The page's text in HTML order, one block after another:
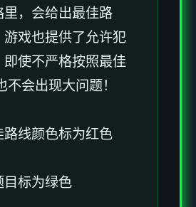
里，会给出最佳路
游戏也提供了允许犯
即使不严格按照最佳
不会出现大问题！
路线颜色标为红色
目标为绿色